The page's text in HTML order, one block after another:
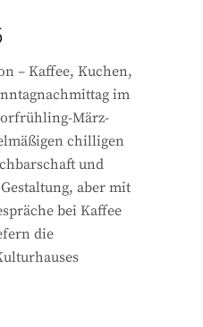
– Kaffee, Kuchen,
im
März-
chilligen
und
aber mit
bei Kaffee
die